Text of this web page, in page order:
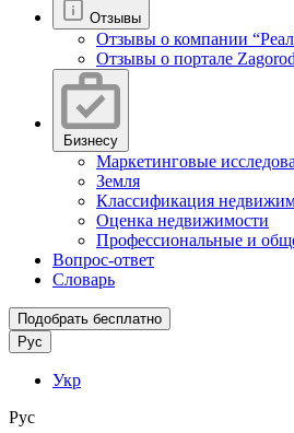
Отзывы
Отзывы о компании
Отзывы о портале
Бизнесу
Маркетинговые
Земля
Классификация
Оценка недвижимости
Профессиональные и
Вопрос-ответ
Словарь
Подобрать бесплатно
Рус
Укр
Рус